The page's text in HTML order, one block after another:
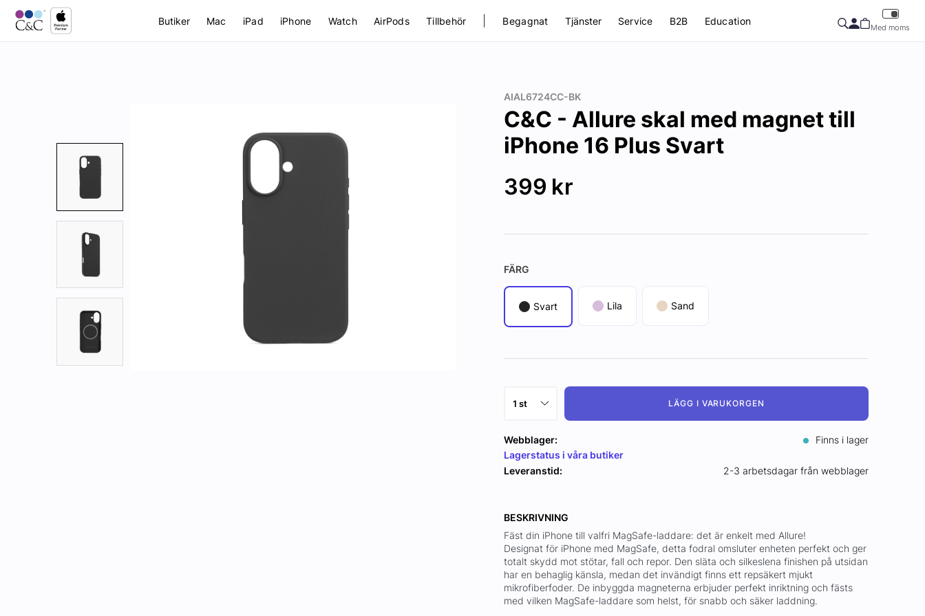
Butiker Mac iPad iPhone Watch AirPods Tillbehör Begagnat Tjänster Service B2B Education
Med moms
AIAL6724CC-BK
C&C - Allure skal med magnet till
iPhone 16 Plus Svart
399 kr
FÄRG
Svart Lila Sand
LÄGG I VARUKORGEN
Webblager:
Finns i lager
Lagerstatus i våra butiker
Leveranstid:
2-3 arbetsdagar från webblager
BESKRIVNING
Fäst din iPhone till valfri MagSafe-laddare: det är enkelt med Allure!
Designat för iPhone med MagSafe, detta fodral omsluter enheten perfekt och ger
totalt skydd mot stötar, fall och repor. Den släta och silkeslena finishen på utsidan
har en behaglig känsla, medan det invändigt finns ett repsäkert mjukt
mikrofiberfoder. De inbyggda magneterna erbjuder perfekt inriktning och fästs
med vilken MagSafe-laddare som helst, för snabb och säker laddning.